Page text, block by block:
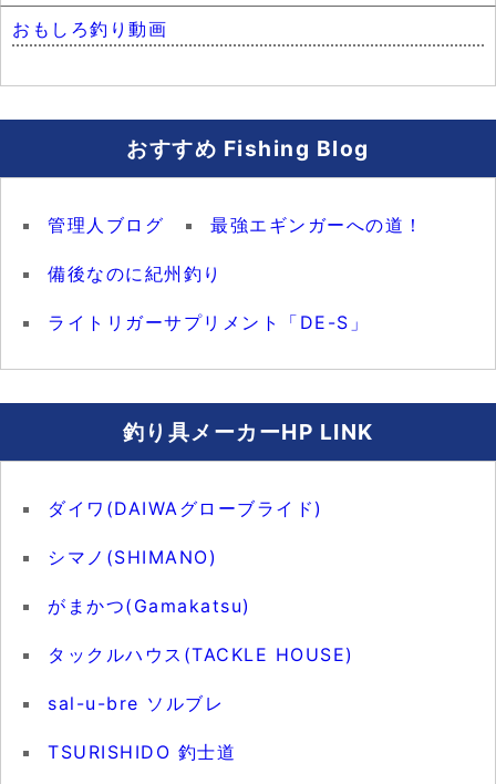
おもしろ釣り動画
おすすめ Fishing Blog
管理人ブログ 最強エギンガーへの道！
備後なのに紀州釣り
ライトリガーサプリメント「DE-S」
釣り具メーカーHP LINK
ダイワ(DAIWAグローブライド)
シマノ(SHIMANO)
がまかつ(Gamakatsu)
タックルハウス(TACKLE HOUSE)
sal-u-bre ソルブレ
TSURISHIDO 釣士道